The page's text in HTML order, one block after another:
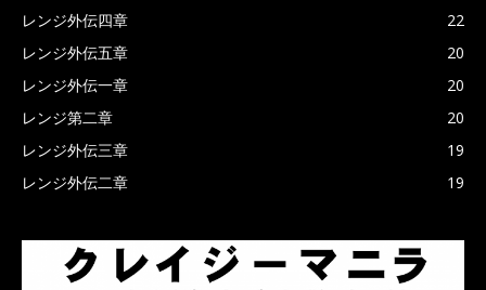
レンジ外伝四章
22
レンジ外伝五章
20
レンジ外伝一章
20
レンジ第二章
20
レンジ外伝三章
19
レンジ外伝二章
19